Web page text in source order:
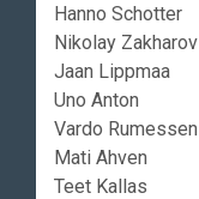
Hanno Schotter
Nikolay Zakharov
Jaan Lippmaa
Uno Anton
Vardo Rumessen
Mati Ahven
Teet Kallas